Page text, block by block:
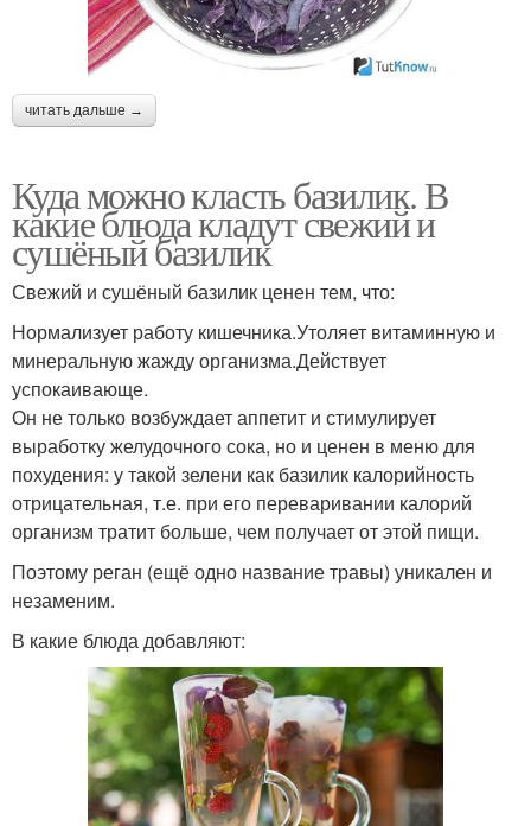
читать дальше →
Куда можно класть базилик. В
какие блюда кладут свежий и
сушёный базилик
Свежий и сушёный базилик ценен тем, что:
Нормализует работу кишечника.Утоляет витаминную и
минеральную жажду организма.Действует
успокаивающе.
Он не только возбуждает аппетит и стимулирует
выработку желудочного сока, но и ценен в меню для
похудения: у такой зелени как базилик калорийность
отрицательная, т.е. при его переваривании калорий
организм тратит больше, чем получает от этой пищи.
Поэтому реган (ещё одно название травы) уникален и
незаменим.
В какие блюда добавляют: